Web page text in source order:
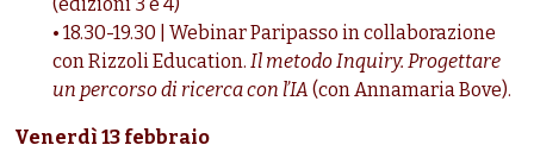
• 18.30-19.30 | Webinar Paripasso in collaborazione
con Rizzoli Education. Il metodo Inquiry. Progettare
un percorso di ricerca con l’IA (conAnnamaria Bove).
Venerdì 13 febbraio